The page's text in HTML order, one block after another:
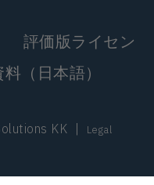
評価版ライセン
（日本語）
KK | Legal